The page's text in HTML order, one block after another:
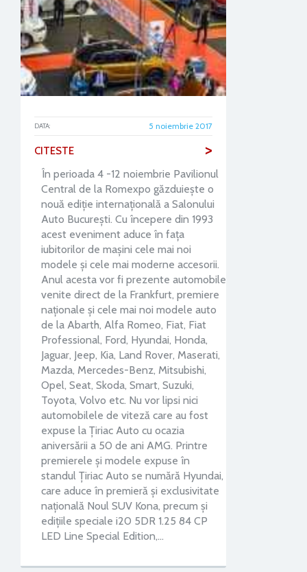
DATA: 5 noiembrie 2017
CITESTE >
În perioada 4 -12 noiembrie Pavilionul
Central de la Romexpo găzduiește o
nouă ediție internațională a Salonului
Auto București. Cu începere din 1993
acest eveniment aduce în fața
iubitorilor de mașini cele mai noi
modele și cele mai moderne accesorii.
Anul acesta vor fi prezente automobile
venite direct de la Frankfurt, premiere
naționale și cele mai noi modele auto
de la Abarth, Alfa Romeo, Fiat, Fiat
Professional, Ford, Hyundai, Honda,
Jaguar, Jeep, Kia, Land Rover, Maserati,
Mazda, Mercedes-Benz, Mitsubishi,
Opel, Seat, Skoda, Smart, Suzuki,
Toyota, Volvo etc. Nu vor lipsi nici
automobilele de viteză care au fost
expuse la Țiriac Auto cu ocazia
aniversării a 50 de ani AMG. Printre
premierele și modele expuse în
standul Ţiriac Auto se numără Hyundai,
care aduce în premieră şi exclusivitate
naţională Noul SUV Kona, precum și
edițiile speciale i20 5DR 1.25 84 CP
LED Line Special Edition,…